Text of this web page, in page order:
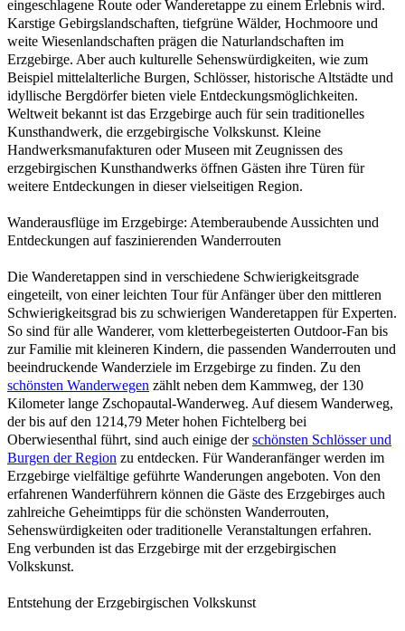
eingeschlagene Route oder Wanderetappe zu einem Erlebnis wird.
Karstige Gebirgslandschaften, tiefgrüne Wälder, Hochmoore und
weite Wiesenlandschaften prägen die Naturlandschaften im
Erzgebirge. Aber auch kulturelle Sehenswürdigkeiten, wie zum
Beispiel mittelalterliche Burgen, Schlösser, historische Altstädte und
idyllische Bergdörfer bieten viele Entdeckungsmöglichkeiten.
Weltweit bekannt ist das Erzgebirge auch für sein traditionelles
Kunsthandwerk, die erzgebirgische Volkskunst. Kleine
Handwerksmanufakturen oder Museen mit Zeugnissen des
erzgebirgischen Kunsthandwerks öffnen Gästen ihre Türen für
weitere Entdeckungen in dieser vielseitigen Region.
Wanderausflüge im Erzgebirge: Atemberaubende Aussichten und
Entdeckungen auf faszinierenden Wanderrouten
Die Wanderetappen sind in verschiedene Schwierigkeitsgrade
eingeteilt, von einer leichten Tour für Anfänger über den mittleren
Schwierigkeitsgrad bis zu schwierigen Wanderetappen für Experten.
So sind für alle Wanderer, vom kletterbegeisterten Outdoor-Fan bis
zur Familie mit kleineren Kindern, die passenden Wanderrouten und
beeindruckende Wanderziele im Erzgebirge zu finden. Zu den
schönsten Wanderwegen zählt neben dem Kammweg, der 130
Kilometer lange Zschopautal-Wanderweg. Auf diesem Wanderweg,
der bis auf den 1214,79 Meter hohen Fichtelberg bei
Oberwiesenthal führt, sind auch einige derschönsten Schlösser und
Burgen der Region zu entdecken. Für Wanderanfänger werden im
Erzgebirge vielfältige geführte Wanderungen angeboten. Von den
erfahrenen Wanderführern können die Gäste des Erzgebirges auch
zahlreiche Geheimtipps für die schönsten Wanderrouten,
Sehenswürdigkeiten oder traditionelle Veranstaltungen erfahren.
Eng verbunden ist das Erzgebirge mit der erzgebirgischen
Volkskunst.
Entstehung der Erzgebirgischen Volkskunst